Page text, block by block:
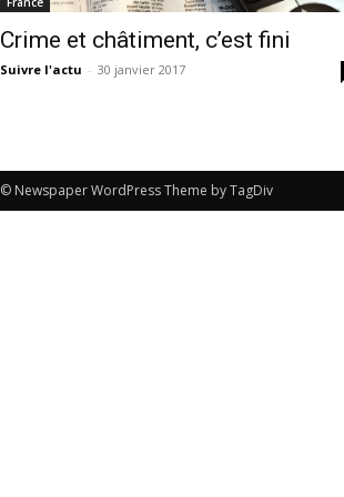
Crime et châtiment, c’est fini
Suivre l'actu - 30 janvier 2017
© Newspaper WordPress Theme by TagDiv